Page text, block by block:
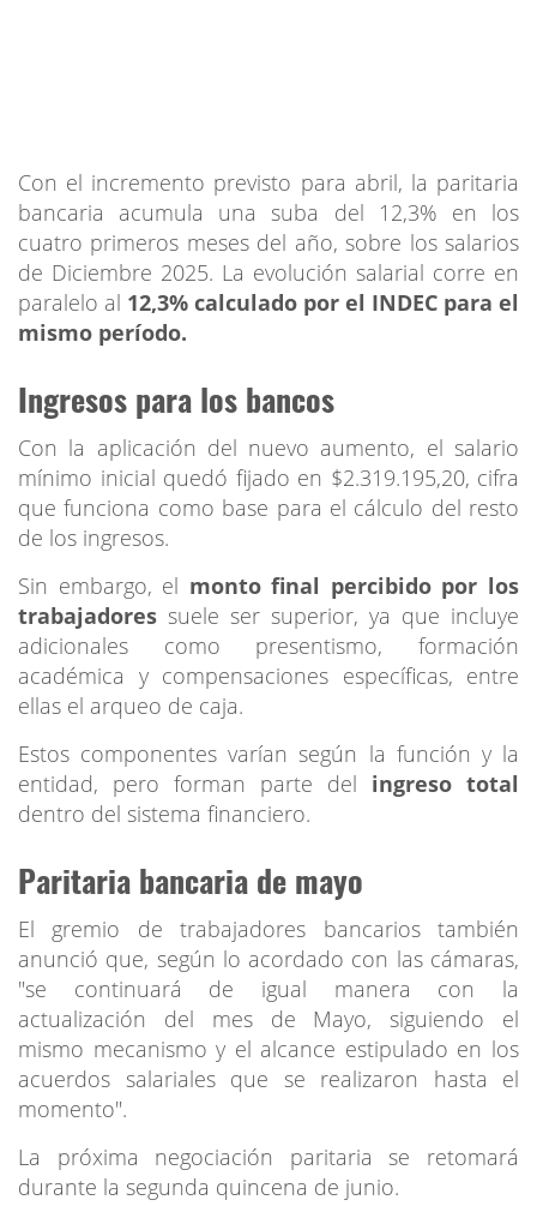
Con el incremento previsto para abril, la paritaria
bancaria acumula una suba del 12,3% en los
cuatro primeros meses del año, sobre los salarios
de Diciembre 2025. La evolución salarial corre en
paralelo al 12,3% calculado por el INDEC para el
mismo período.
Ingresos para los bancos
Con la aplicación del nuevo aumento, el salario
mínimo inicial quedó fijado en $2.319.195,20, cifra
que funciona como base para el cálculo del resto
de los ingresos.
Sin embargo, el monto final percibido por los
trabajadores suele ser superior, ya que incluye
adicionales como presentismo, formación
académica y compensaciones específicas, entre
ellas el arqueo de caja.
Estos componentes varían según la función y la
entidad, pero forman parte del ingreso total
dentro del sistema financiero.
Paritaria bancaria de mayo
El gremio de trabajadores bancarios también
anunció que, según lo acordado con las cámaras,
"se continuará de igual manera con la
actualización del mes de Mayo, siguiendo el
mismo mecanismo y el alcance estipulado en los
acuerdos salariales que se realizaron hasta el
momento".
La próxima negociación paritaria se retomará
durante la segunda quincena de junio.